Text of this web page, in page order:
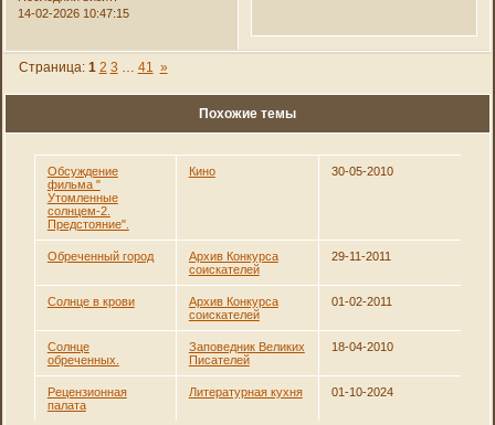
14-02-2026 10:47:15
Страница: 1 2 3 … 41 »
Похожие темы
Обсуждение
фильма "
Утомленные
солнцем-2.
Предстояние".
Кино 30-05-2010
Обреченный город
Архив Конкурса
соискателей
29-11-2011
Солнце в крови
Архив Конкурса
соискателей
01-02-2011
Солнце
обреченных.
Заповедник Великих
Писателей
18-04-2010
Рецензионная
палата
Литературная кухня 01-10-2024